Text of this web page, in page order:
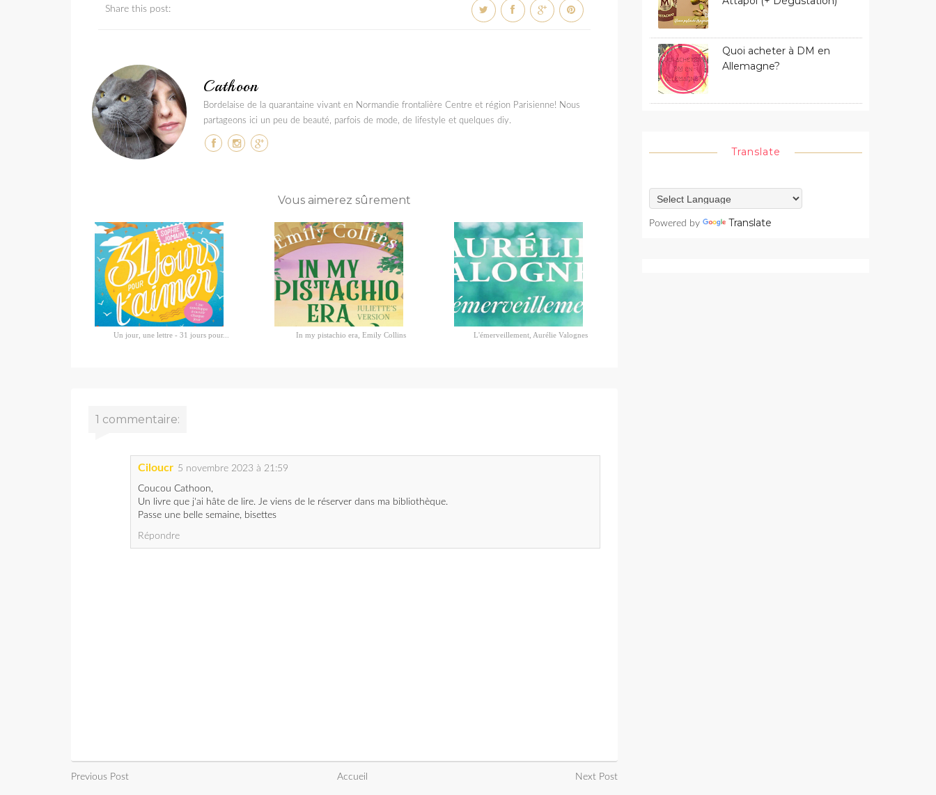
Share this post:
Cathoon
Bordelaise de la quarantaine vivant en Normandie frontalière Centre et région Parisienne! Nous
partageons ici un peu de beauté, parfois de mode, de lifestyle et quelques diy.
Vous aimerez sûrement
Un jour, une lettre - 31 jours pour... In my pistachio era, Emily Collins L'émerveillement, Aurélie Valognes
1 commentaire:
Ciloucr 5 novembre 2023 à 21:59
Coucou Cathoon,
Un livre que j'ai hâte de lire. Je viens de le réserver dans ma bibliothèque.
Passe une belle semaine, bisettes
Répondre
Previous Post Accueil Next Post
Quoi acheter à DM en
Allemagne?
Translate
Powered by Translate